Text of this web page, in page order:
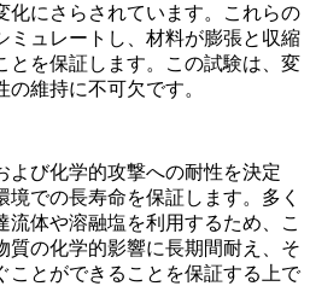
化にさらされています。これらの
ミュレートし、材料が膨張と収縮
とを保証します。この試験は、変
の維持に不可欠です。
よび化学的攻撃への耐性を決定
境での長寿命を保証します。多く
流体や溶融塩を利用するため、こ
質の化学的影響に長期間耐え、そ
ことができることを保証する上で